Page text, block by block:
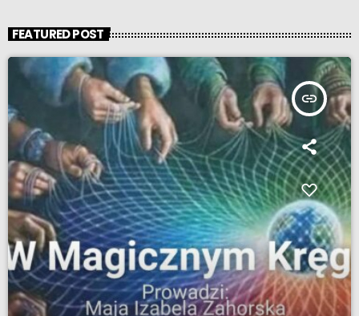
FEATURED POST
insert_link